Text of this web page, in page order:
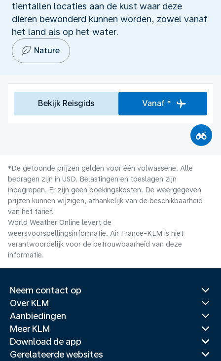
tientallen locaties aan de kust waar deze
dieren bewonderd kunnen worden, zowel vanaf
het land als op het water.
Nature
Bekijk Reisgids Vanaf *
*De getoonde prijzen gelden voor één volwassene. Alle
bedragen zijn in USD. Belastingen en toeslagen zijn
inbegrepen. Er zijn geen boekingskosten. De weergegeven
prijzen kunnen wijzigen, afhankelijk van de beschikbaarheid
van het tarief.
World Weather Online levert de
weersvoorspellingsinformatie. Air France-KLM is niet
verantwoordelijk voor de betrouwbaarheid van deze
informatie.
Neem contact op
Over KLM
Aanbiedingen
Meer KLM
Download de app
Gerelateerde websites